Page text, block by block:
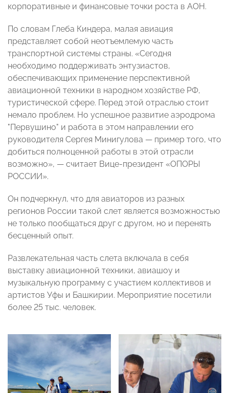
корпоративные и финансовые точки роста в АОН.
По словам Глеба Киндера, малая авиация
представляет собой неотъемлемую часть
транспортной системы страны. «Сегодня
необходимо поддерживать энтузиастов,
обеспечивающих применение перспективной
авиационной техники в народном хозяйстве РФ,
туристической сфере. Перед этой отраслью стоит
немало проблем. Но успешное развитие аэродрома
"Первушино" и работа в этом направлении его
руководителя Сергея Минигулова — пример того, что
добиться полноценной работы в этой отрасли
возможно», — считает Вице-президент «ОПОРЫ
РОССИИ».
Он подчеркнул, что для авиаторов из разных
регионов России такой слет является возможностью
не только пообщаться друг с другом, но и перенять
бесценный опыт.
Развлекательная часть слета включала в себя
выставку авиационной техники, авиашоу и
музыкальную программу с участием коллективов и
артистов Уфы и Башкирии. Мероприятие посетили
более 25 тыс. человек.